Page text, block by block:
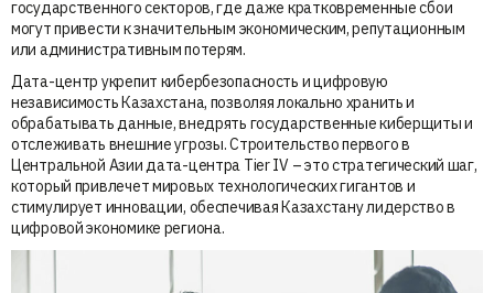
государственного секторов, где даже кратковременные сбои
могут привести к значительным экономическим, репутационным
или административным потерям.
Дата-центр укрепит кибербезопасность и цифровую
независимость Казахстана, позволяя локально хранить и
обрабатывать данные, внедрять государственные киберщиты и
отслеживать внешние угрозы. Строительство первого в
Центральной Азии дата-центра Tier IV – это стратегический шаг,
который привлечет мировых технологических гигантов и
стимулирует инновации, обеспечивая Казахстану лидерство в
цифровой экономике региона.